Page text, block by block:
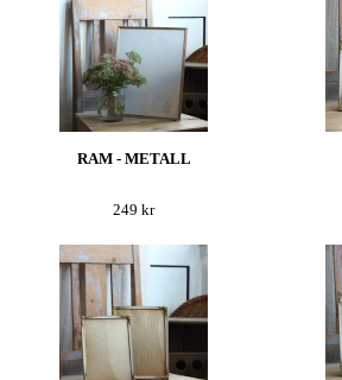
RAM - METALL
249 kr